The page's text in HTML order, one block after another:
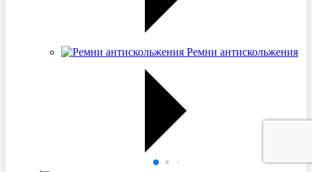
Ремни антискольжения